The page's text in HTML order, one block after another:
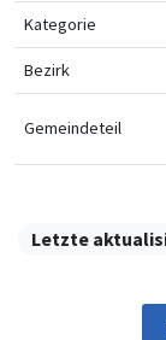
Kategorie
Bezirk
Gemeindeteil
Letzte